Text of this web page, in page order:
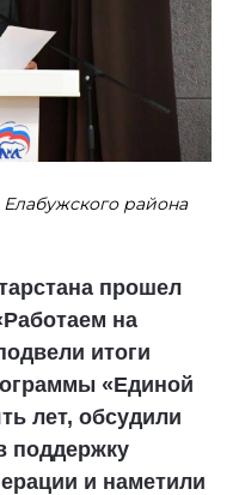
района
прошел
на
итоги
«Единой
лет, обсудили
поддержку
и наметили